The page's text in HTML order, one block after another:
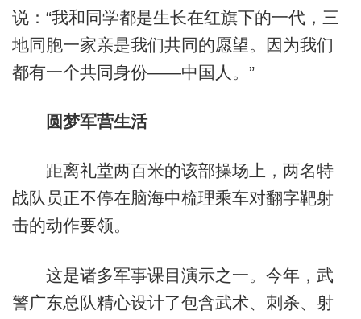
说：“我和同学都是生长在红旗下的一代，三
地同胞一家亲是我们共同的愿望。因为我们
都有一个共同身份——中国人。”
圆梦军营生活
距离礼堂两百米的该部操场上，两名特
战队员正不停在脑海中梳理乘车对翻字靶射
击的动作要领。
这是诸多军事课目演示之一。今年，武
警广东总队精心设计了包含武术、刺杀、射